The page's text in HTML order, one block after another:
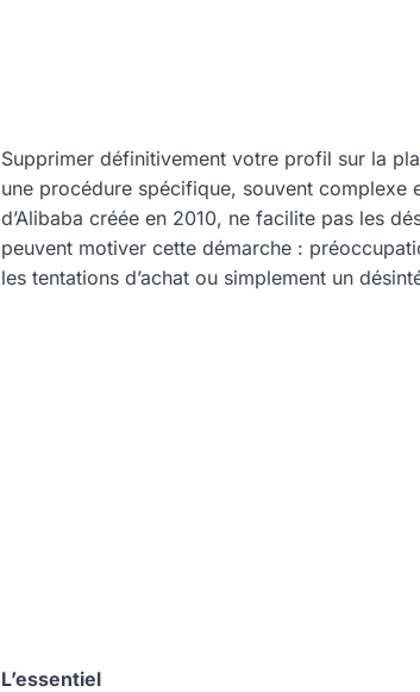
Supprimer définitivement votre profil sur la
une procédure spécifique, souvent
d’Alibaba créée en 2010, ne facilite pas les
peuvent motiver cette démarche :
les tentations d’achat ou simplement un
L’essentiel